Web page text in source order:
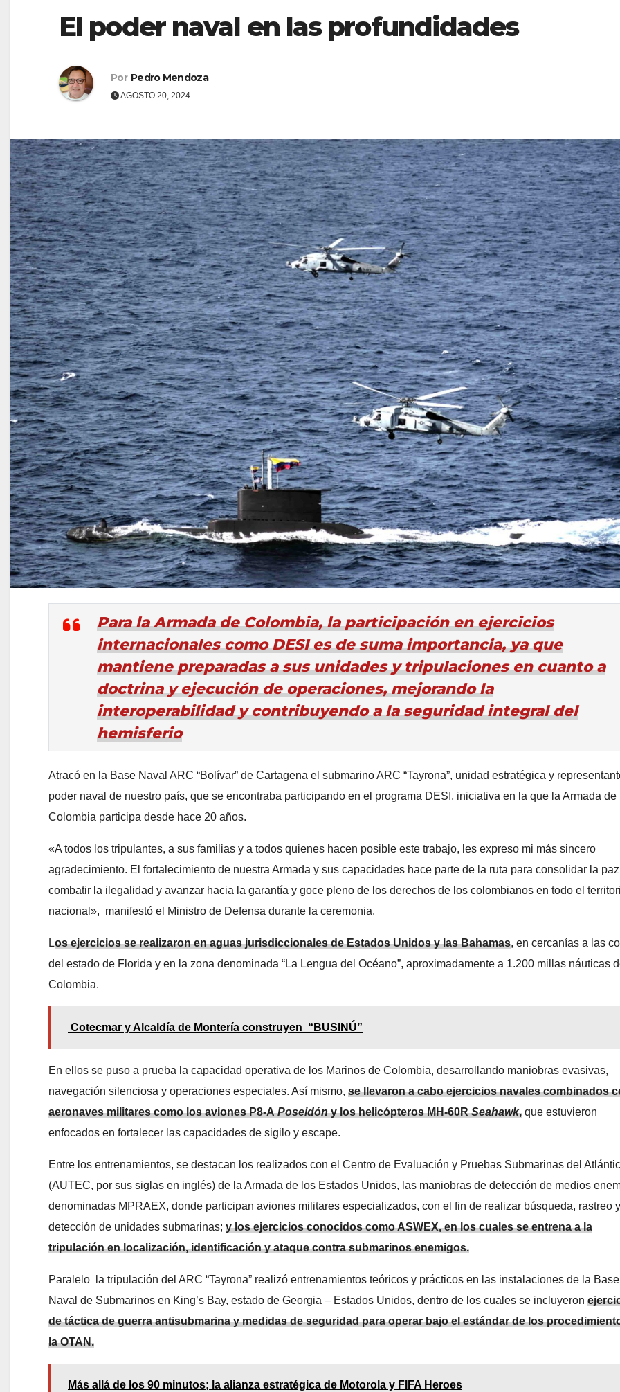
El poder naval en las profundidades
Por Pedro Mendoza
AGOSTO 20, 2024
Para la Armada de Colombia, la participación en ejercicios
internacionales como DESI es de suma importancia, ya que
mantiene preparadas a sus unidades y tripulaciones en cuanto a
doctrina y ejecución de operaciones, mejorando la
interoperabilidad y contribuyendo a la seguridad integral del
hemisferio
Atracó en la Base Naval ARC “Bolívar” de Cartagena el submarino ARC “Tayrona”, unidad estratégica y
poder naval de nuestro país, que se encontraba participando en el programa DESI, iniciativa en la que la Armada de
Colombia participa desde hace 20 años.
«A todos los tripulantes, a sus familias y a todos quienes hacen posible este trabajo, les expreso mi más sincero
agradecimiento. El fortalecimiento de nuestra Armada y sus capacidades hace parte de la ruta para consolidar la
combatir la ilegalidad y avanzar hacia la garantía y goce pleno de los derechos de los colombianos en todo el
nacional», manifestó el Ministro de Defensa durante la ceremonia.
Los ejercicios se realizaron en aguas jurisdiccionales de Estados Unidos y las Bahamas, en cercanías a las
del estado de Florida y en la zona denominada “La Lengua del Océano”, aproximadamente a 1.200 millas náuticas
Colombia.
Cotecmar y Alcaldía de Montería construyen “BUSINÚ”
En ellos se puso a prueba la capacidad operativa de los Marinos de Colombia, desarrollando maniobras evasivas,
navegación silenciosa y operaciones especiales. Así mismo, se llevaron a cabo ejercicios navales combinados
aeronaves militares como los aviones P8-APoseidóny los helicópteros MH-60RSeahawk, que estuvieron
enfocados en fortalecer las capacidades de sigilo y escape.
Entre los entrenamientos, se destacan los realizados con el Centro de Evaluación y Pruebas Submarinas del
(AUTEC, por sus siglas en inglés) de la Armada de los Estados Unidos, las maniobras de detección de medios
denominadas MPRAEX, donde participan aviones militares especializados, con el fin de realizar búsqueda, rastreo y
detección de unidades submarinas; y los ejercicios conocidos como ASWEX, en los cuales se entrena a la
tripulación en localización, identificación y ataque contra submarinos enemigos.
Paralelo la tripulación del ARC “Tayrona” realizó entrenamientos teóricos y prácticos en las instalaciones de la Base
Naval de Submarinos en King’s Bay, estado de Georgia – Estados Unidos, dentro de los cuales se incluyeron
de táctica de guerra antisubmarina y medidas de seguridad para operar bajo el estándar de los
la OTAN.
Más allá de los 90 minutos; la alianza estratégica de Motorola y FIFA Heroes